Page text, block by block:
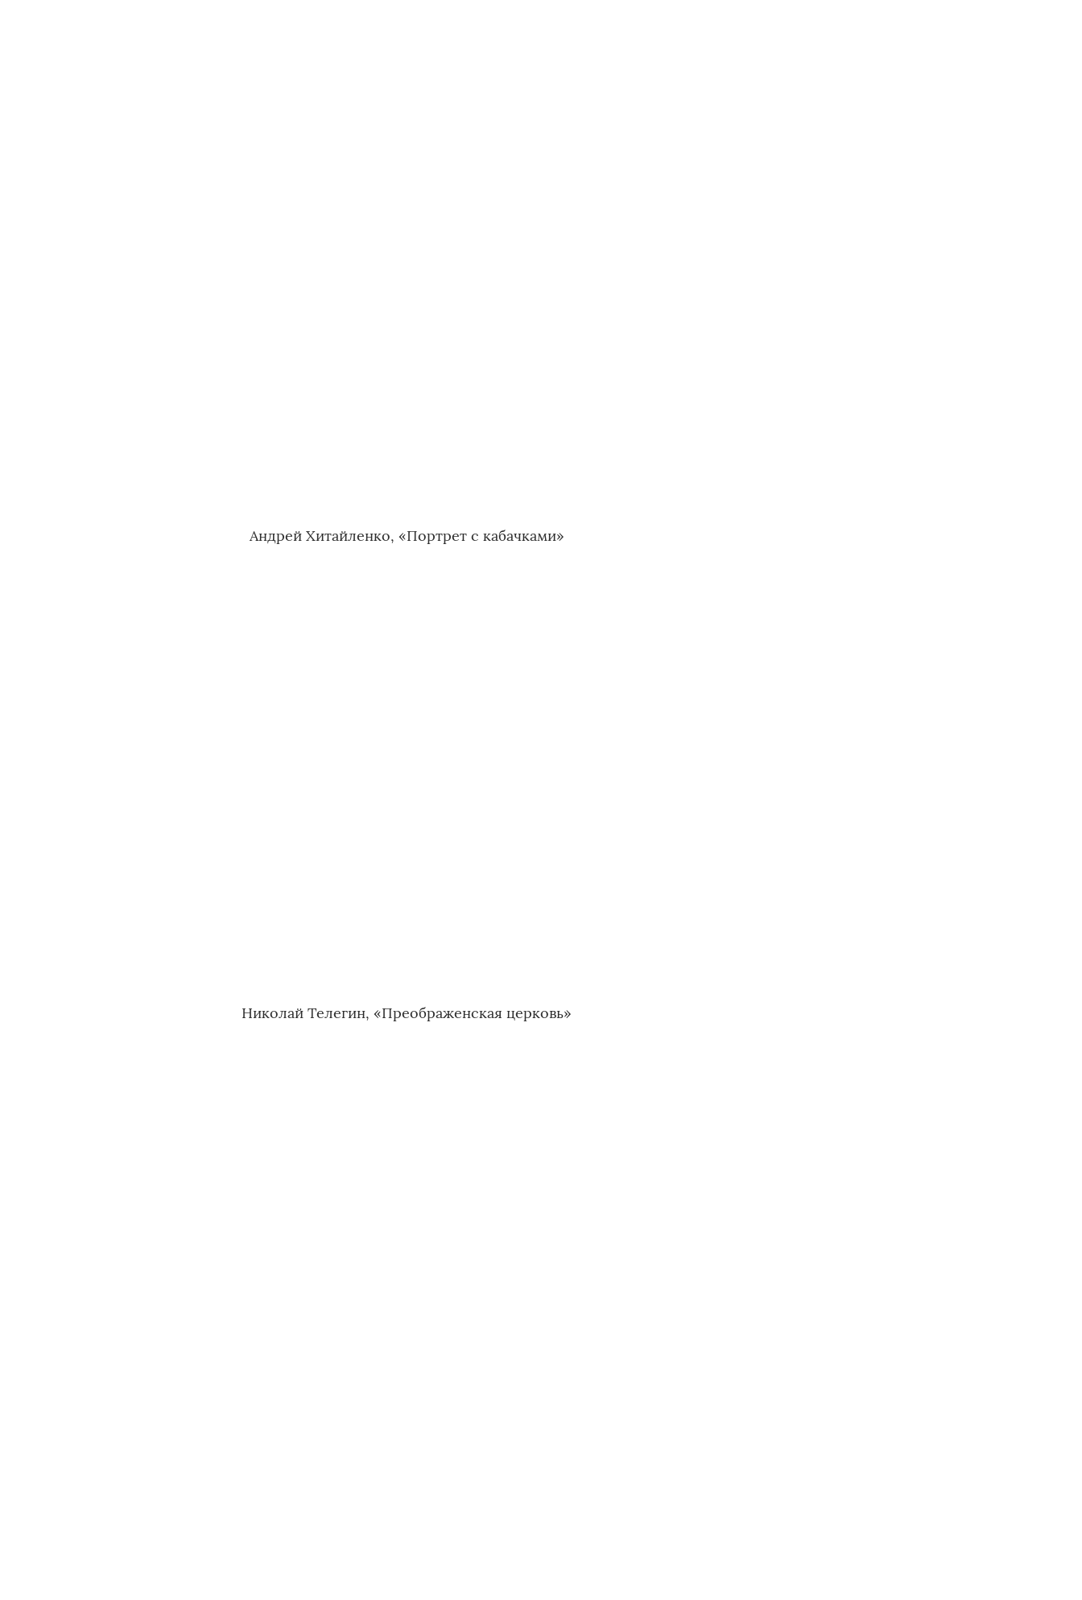
Андрей Хитайленко, «Портрет с кабачками»
Николай Телегин, «Преображенская церковь»